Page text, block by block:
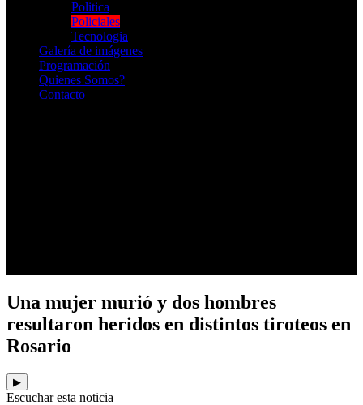
Politica
Policiales
Tecnologia
Galería de imágenes
Programación
Quienes Somos?
Contacto
Una mujer murió y dos hombres
resultaron heridos en distintos tiroteos en
Rosario
▶
Escuchar esta noticia